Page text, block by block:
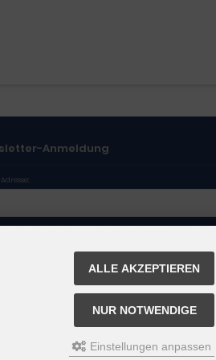
Anmeldung
ALLE AKZEPTIEREN
NUR NOTWENDIGE
Einstellungen anpassen